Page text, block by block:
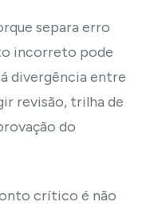
separa erro
incorreto pode
divergência entre
revisão, trilha de
do
crítico é não